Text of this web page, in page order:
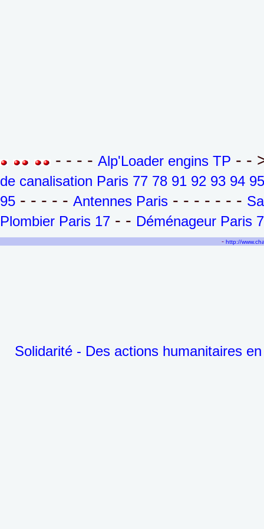
- - - - Alp'Loader engins TP - -
de canalisation Paris 77 78 91 92 93 94 95
95 - - - - - Antennes Paris - - - - - - -
Plombier Paris 17 - - Déménageur Paris
-http://
Solidarité - Des actions humanitaires